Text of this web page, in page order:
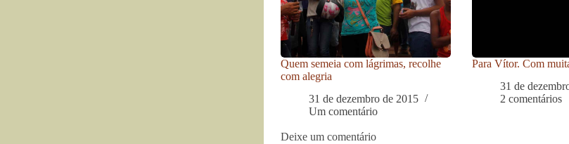
Quem semeia com lágrimas, recolhe
com alegria
31 de dezembro de 2015
Um comentário
Para Vítor. Com
31 de
2 comentários
Deixe um comentário